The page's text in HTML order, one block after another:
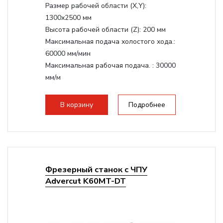
Размер рабочей области (Х,Y):
1300x2500 мм
Высота рабочей области (Z): 200 мм
Максимальная подача холостого хода.:
60000 мм/мин
Максимальная рабочая подача. : 30000
мм/м
стандартно:Вакуумный стол
Цанговый патрон:ER32
В корзину Подробнее
Фрезерный станок с ЧПУ
Advercut K60MT-DT